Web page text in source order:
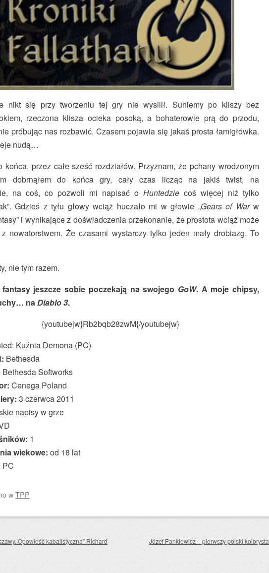
nikt się przy tworzeniu tej gry nie wysilił. Suniemy po kliszy bez
rzeczona klisza ocieka posoką, a bohaterowie prą do przodu,
próbując nas rozbawić. Czasem pojawia się jakaś prosta łamigłówka.
nudą…
końca, przez całe sześć rozdziałów. Przyznam, że pchany wrodzonym
dobrnąłem do końca gry, cały czas licząc na jakiś twist, na
na coś, co pozwoli mi napisać o Huntedzie coś więcej niż tylko
Gdzieś z tyłu głowy wciąż huczało mi w głowie „Gears of Warw
i wynikające z doświadczenia przekonanie, że prostota wciąż może
z nowatorstwem. Że czasami wystarczy tylko jeden mały drobiazg. To
nie tym razem.
fantasy jeszcze sobie poczekają na swojego GoW. A moje chipsy,
naDiablo 3.
{youtubejw}Rb2bqb28zwM{/youtubejw}
Kuźnia Demona (PC)
Bethesda
Bethesda Softworks
Cenega Poland
3 czerwca 2011
napisy w grze
1
wiekowe: od 18 lat
PC
wTPP
Opowieść kabalistyczna” Richard
Józef Pankiewicz – pierwszy polski kolorysta